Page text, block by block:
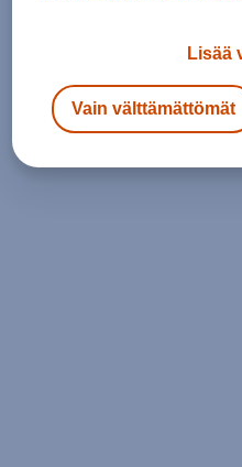
Lisää
Vain välttämättömät